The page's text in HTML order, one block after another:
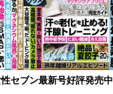
セブン最新号好評発売中